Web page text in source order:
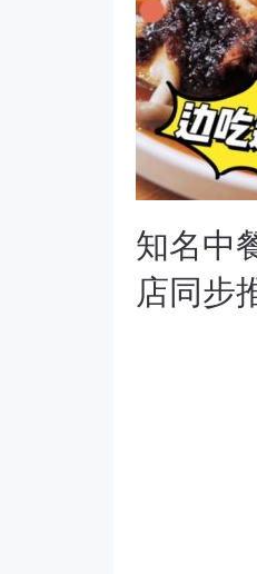
知名中
店同步